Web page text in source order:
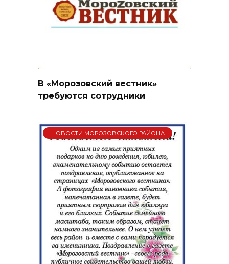
В «Морозовский вестник»
требуются сотрудники
НОВОСТИ МОРОЗОВСКОГО РАЙОНА